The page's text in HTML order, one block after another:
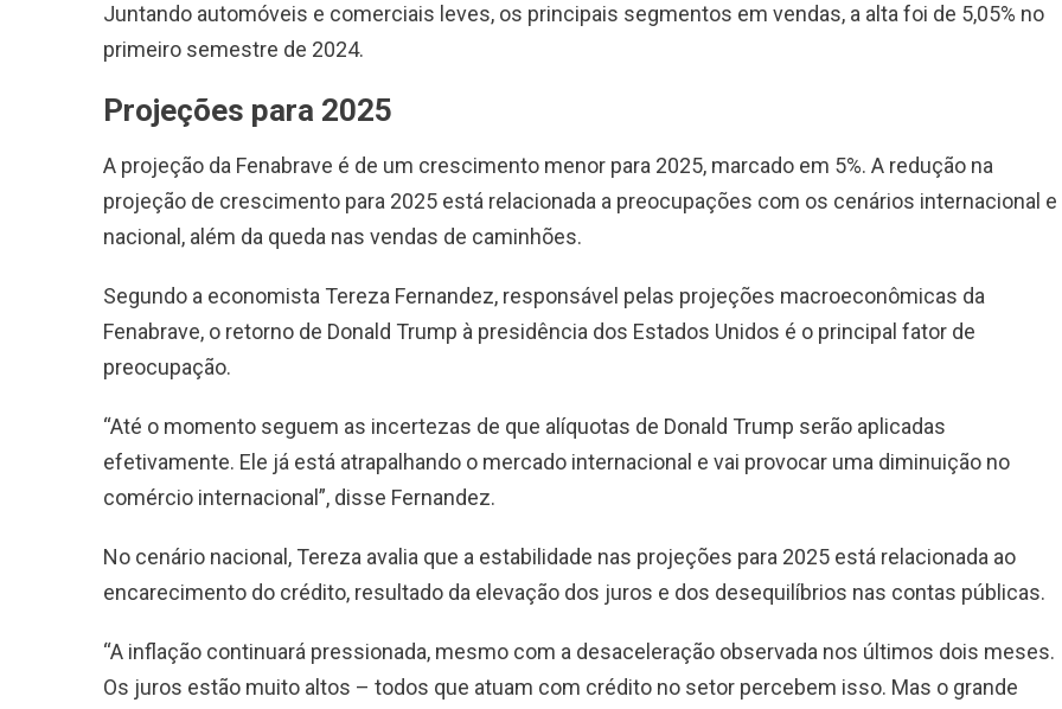
Juntando automóveis e comerciais leves, os principais segmentos em vendas, a alta foi de 5,05% no
primeiro semestre de 2024.
Projeções para 2025
A projeção da Fenabrave é de um crescimento menor para 2025, marcado em 5%. A redução na
projeção de crescimento para 2025 está relacionada a preocupações com os cenários internacional e
nacional, além da queda nas vendas de caminhões.
Segundo a economista Tereza Fernandez, responsável pelas projeções macroeconômicas da
Fenabrave, o retorno de Donald Trump à presidência dos Estados Unidos é o principal fator de
preocupação.
“Até o momento seguem as incertezas de que alíquotas de Donald Trump serão aplicadas
efetivamente. Ele já está atrapalhando o mercado internacional e vai provocar uma diminuição no
comércio internacional”, disse Fernandez.
No cenário nacional, Tereza avalia que a estabilidade nas projeções para 2025 está relacionada ao
encarecimento do crédito, resultado da elevação dos juros e dos desequilíbrios nas contas públicas.
“A inflação continuará pressionada, mesmo com a desaceleração observada nos últimos dois meses.
Os juros estão muito altos – todos que atuam com crédito no setor percebem isso. Mas o grande